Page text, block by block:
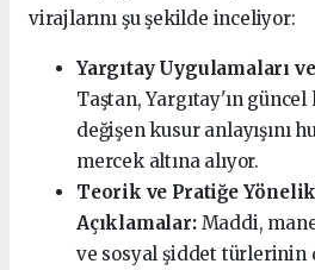
virajlarını şu şekilde inceliyor:
Yargıtay Uygulamaları
Taştan, Yargıtay'ın güncel
değişen kusur anlayışını
mercek altına alıyor.
Teorik ve Pratiğe
Açıklamalar:Maddi,
ve sosyal şiddet türlerinin